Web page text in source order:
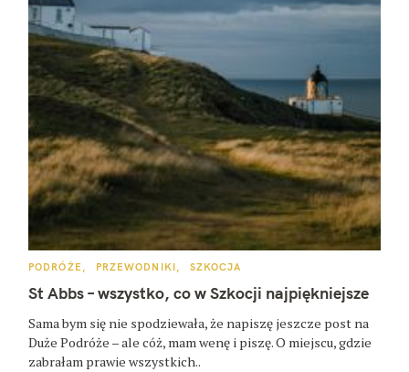
K
T
E
O
R
I
PODRÓŻE PRZEWODNIKI SZKOCJA
St Abbs – wszystko, co w Szkocji najpiękniejsze
Sama bym się nie spodziewała, że napiszę jeszcze post na
Duże Podróże – ale cóż, mam wenę i piszę. O miejscu, gdzie
zabrałam prawie wszystkich..